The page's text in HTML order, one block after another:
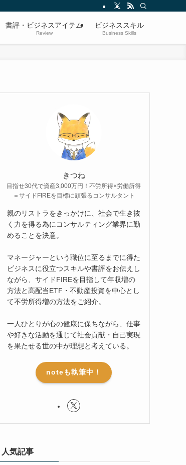
書評・ビジネスアイテム
Review
ビジネススキル
Business Skills
きつね
目指せ30代で資産3,000万円！不労所得×労働所得
＝サイドFIREを目標に頑張るコンサルタント
親のリストラをきっかけに、社会で生き抜
く力を得る為にコンサルティング業界に勤
めることを決意。
マネージャーという職位に至るまでに得た
ビジネスに役立つスキルや書評をお伝えし
ながら、サイドFIREを目指して年収増の
方法と高配当ETF・不動産投資を中心とし
て不労所得増の方法をご紹介。
一人ひとりが心の健康に保ちながら、仕事
や好きな活動を通じて社会貢献・自己実現
を果たせる世の中が理想と考えている。
noteも執筆中！
人気記事